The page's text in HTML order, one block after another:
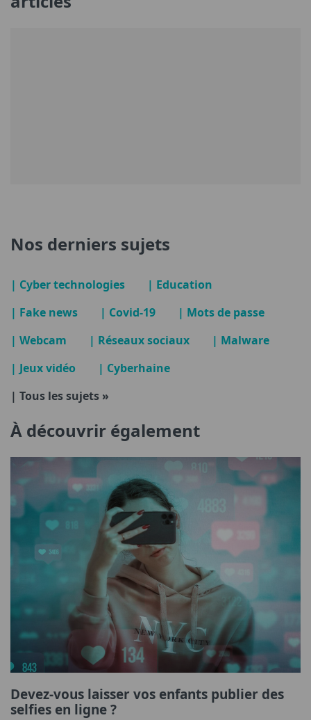
Nos derniers sujets
| Cyber technologies
| Education
| Fake news
| Covid-19
| Mots de passe
| Webcam
| Réseaux sociaux
| Malware
| Jeux vidéo
| Cyberhaine
| Tous les sujets »
À découvrir également
Devez-vous laisser vos enfants publier des
selfies en ligne ?